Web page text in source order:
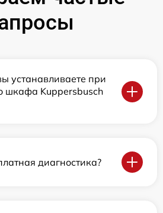
устанавливаете при
шкафа Kuppersbusch
диагностика?